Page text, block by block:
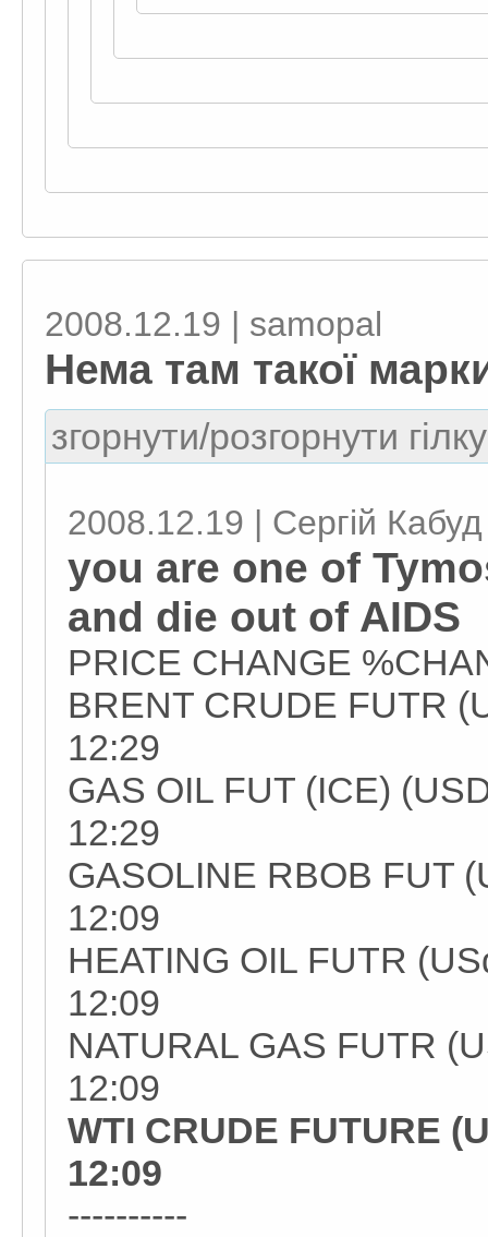
2008.12.19 | samopal
Нема там такої
згорнути/розгорнути
2008.12.19 | Сергій Кабуд
you are one of
and die out of AIDS
PRICE CHANGE
BRENT CRUDE FUTR
12:29
GAS OIL FUT (ICE)
12:29
GASOLINE RBOB FUT
12:09
HEATING OIL FUTR
12:09
NATURAL GAS FUTR
12:09
WTI CRUDE FUTURE
12:09
----------